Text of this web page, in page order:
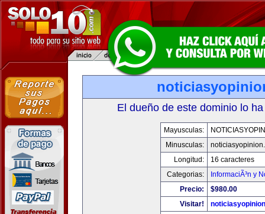
El dueño de este dominio lo
Mayusculas:
Minusculas:
Longitud:
16 caracteres
Categorias:
InformaciÃ³n y
Precio:
$980.00
Visitar!